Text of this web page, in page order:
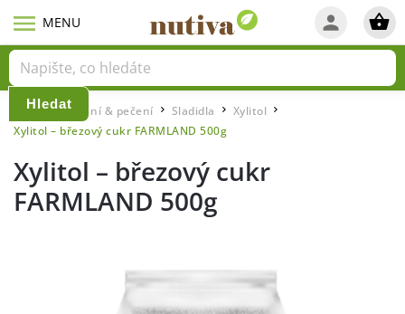
Hledat
Domů / Vaření & pečení Sladidla Xylitol /
Xylitol – březový cukr FARMLAND 500g
Xylitol – březový cukr
FARMLAND 500g